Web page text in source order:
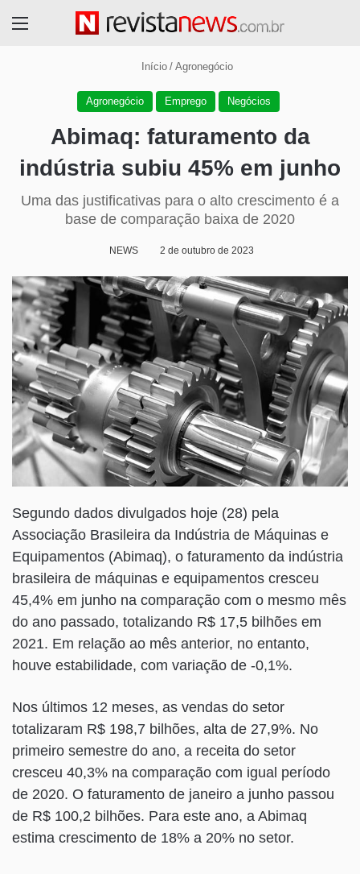
Início / Agronegócio
Agronegócio Emprego Negócios
Abimaq: faturamento da
indústria subiu 45% em junho
Uma das justificativas para o alto crescimento é a
base de comparação baixa de 2020
NEWS 2 de outubro de 2023
Segundo dados divulgados hoje (28) pela
Associação Brasileira da Indústria de Máquinas e
Equipamentos (Abimaq), o faturamento da indústria
brasileira de máquinas e equipamentos cresceu
45,4% em junho na comparação com o mesmo mês
do ano passado, totalizando R$ 17,5 bilhões em
2021. Em relação ao mês anterior, no entanto,
houve estabilidade, com variação de -0,1%.
Nos últimos 12 meses, as vendas do setor
totalizaram R$ 198,7 bilhões, alta de 27,9%. No
primeiro semestre do ano, a receita do setor
cresceu 40,3% na comparação com igual período
de 2020. O faturamento de janeiro a junho passou
de R$ 100,2 bilhões. Para este ano, a Abimaq
estima crescimento de 18% a 20% no setor.